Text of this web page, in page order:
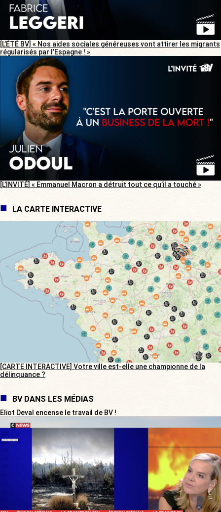
[L’ÉTÉ BV] « Nos aides sociales généreuses vont attirer les migrants
régularisés par l’Espagne ! »
[L’INVITÉ] « Emmanuel Macron a détruit tout ce qu’il a touché »
LA CARTE INTERACTIVE
[CARTE INTERACTIVE] Votre ville est-elle une championne de la
délinquance ?
BV DANS LES MÉDIAS
Eliot Deval encense le travail de BV !